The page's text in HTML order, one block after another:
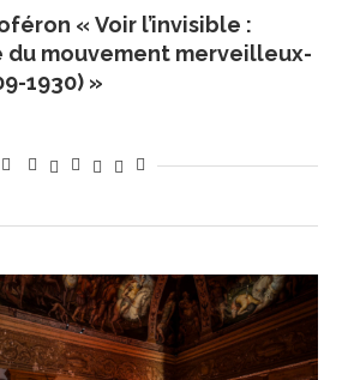
« Voir l’invisible :
du mouvement merveilleux-
1930) »